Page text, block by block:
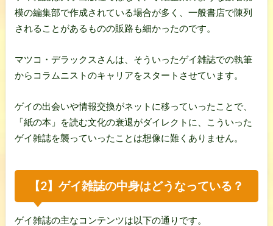
模の編集部で作成されている場合が多く、一般書店で陳列
されることがあるものの販路も細かったのです。
マツコ・デラックスさんは、そういったゲイ雑誌での執筆
からコラムニストのキャリアをスタートさせています。
ゲイの出会いや情報交換がネットに移っていったことで、
「紙の本」を読む文化の衰退がダイレクトに、こういった
ゲイ雑誌を襲っていったことは想像に難くありません。
【2】ゲイ雑誌の中身はどうなっている？
ゲイ雑誌の主なコンテンツは以下の通りです。